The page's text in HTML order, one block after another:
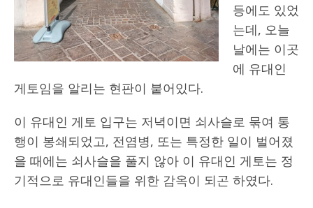
등에도 있었
는데, 오늘
날에는 이곳
에 유대인
게토임을 알리는 현판이 붙어있다.
이 유대인 게토 입구는 저녁이면 쇠사슬로 묶여 통
행이 봉쇄되었고, 전염병, 또는 특정한 일이 벌어졌
을 때에는 쇠사슬을 풀지 않아 이 유대인 게토는 정
기적으로 유대인들을 위한 감옥이 되곤 하였다.